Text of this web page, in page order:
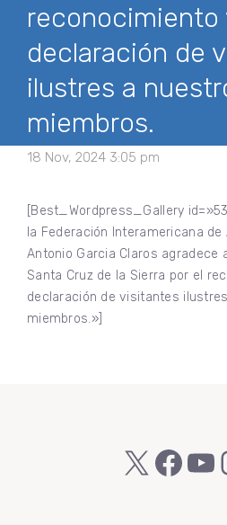
reconocimiento
declaración de
ilustres a
miembros.
18 Nov, 2024 3:05 pm
[Best_Wordpress_Gallery
la Federación Interamericana de
Antonio Garcia Claros agradece
Santa Cruz de la Sierra por el
declaración de visitantes
miembros.»]
X